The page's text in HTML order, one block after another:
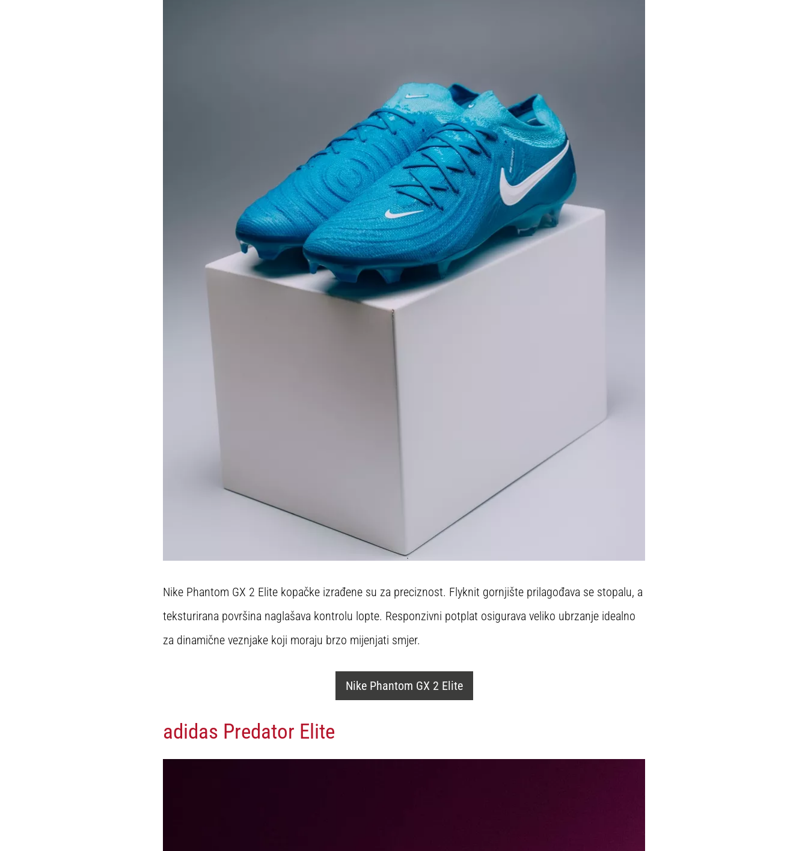
Nike Phantom GX 2 Elite kopačke izrađene su za preciznost. Flyknit gornjište prilagođava se stopalu, a
teksturirana površina naglašava kontrolu lopte. Responzivni potplat osigurava veliko ubrzanje idealno
za dinamične veznjake koji moraju brzo mijenjati smjer.
Nike Phantom GX 2 Elite
adidas Predator Elite